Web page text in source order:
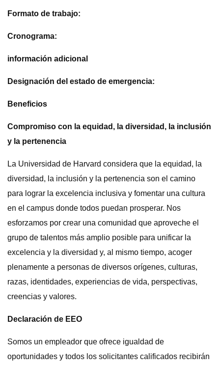
Formato de trabajo:
Cronograma:
información adicional
Designación del estado de emergencia:
Beneficios
Compromiso con la equidad, la diversidad, la inclusión
y la pertenencia
La Universidad de Harvard considera que la equidad, la
diversidad, la inclusión y la pertenencia son el camino
para lograr la excelencia inclusiva y fomentar una cultura
en el campus donde todos puedan prosperar. Nos
esforzamos por crear una comunidad que aproveche el
grupo de talentos más amplio posible para unificar la
excelencia y la diversidad y, al mismo tiempo, acoger
plenamente a personas de diversos orígenes, culturas,
razas, identidades, experiencias de vida, perspectivas,
creencias y valores.
Declaración de EEO
Somos un empleador que ofrece igualdad de
oportunidades y todos los solicitantes calificados recibirán